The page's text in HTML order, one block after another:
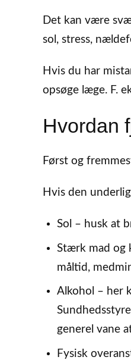
Det kan være
sol, stress,
Hvis du har
opsøge læge. F.
Hvordan
Først og
Hvis den
Sol – husk at
Stærk mad og
måltid,
Alkohol – her
generel vane
Fysisk